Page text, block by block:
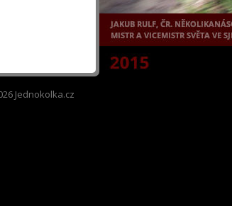
Jednokolka.cz